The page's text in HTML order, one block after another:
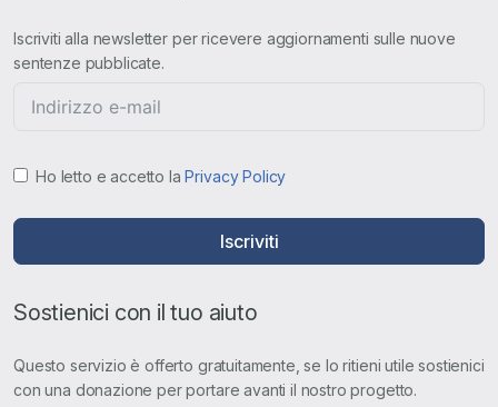
Iscriviti alla newsletter per ricevere aggiornamenti sulle nuove
sentenze pubblicate.
Ho letto e accetto laPrivacy Policy
Iscriviti
Sostienici con il tuo aiuto
Questo servizio è offerto gratuitamente, se lo ritieni utile sostienici
con una donazione per portare avanti il nostro progetto.